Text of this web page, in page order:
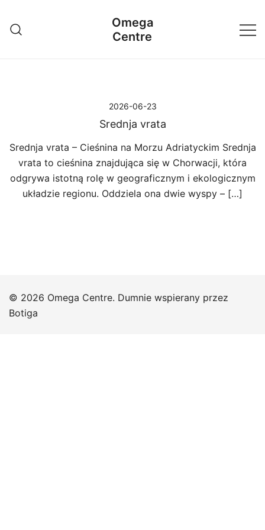
treści
Omega
Centre
2026-06-23
Srednja vrata
Srednja vrata – Cieśnina na Morzu Adriatyckim Srednja
vrata to cieśnina znajdująca się w Chorwacji, która
odgrywa istotną rolę w geograficznym i ekologicznym
układzie regionu. Oddziela ona dwie wyspy – […]
© 2026 Omega Centre. Dumnie wspierany przez
Botiga